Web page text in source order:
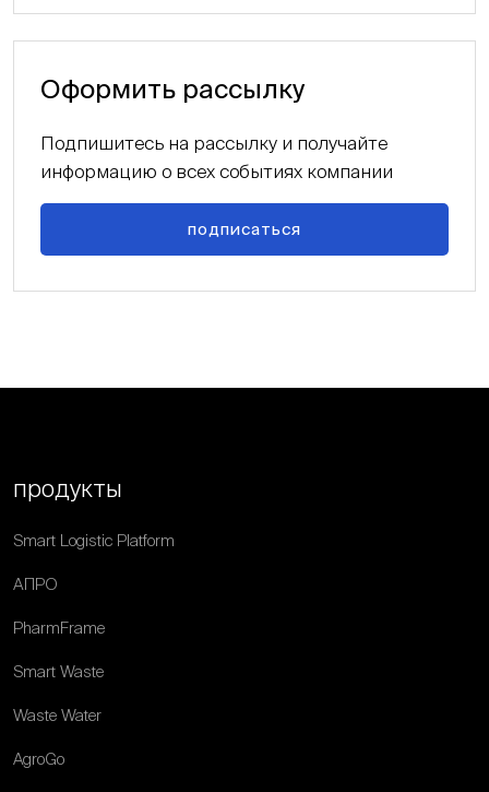
Оформить рассылку
Подпишитесь на рассылку и получайте
информацию о всех событиях компании
подписаться
продукты
Smart Logistic Platform
АПРО
PharmFrame
Smart Waste
Waste Water
AgroGo